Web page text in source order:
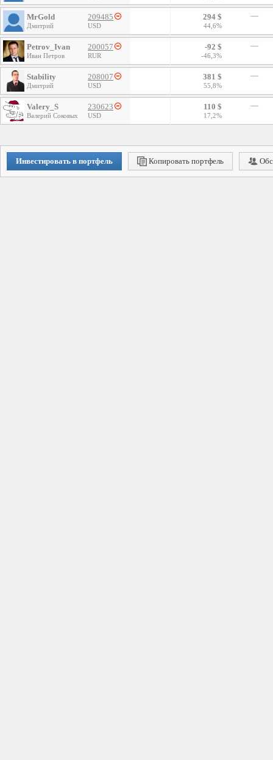
MrGold
Дмитрий
209485
USD
294 $
44,6%
—
Petrov_Ivan
Иван Петров
200057
RUR
-92 $
-46,3%
—
Stability
Дмитрий
208007
USD
381 $
55,8%
—
Valery_S
Валерий Соковых
230623
USD
110 $
17,2%
—
Инвестировать в портфель Копировать портфель